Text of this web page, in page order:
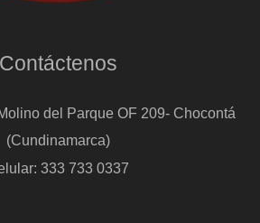
Contáctenos
del Parque OF 209- Chocontá
(Cundinamarca)
333 733 0337